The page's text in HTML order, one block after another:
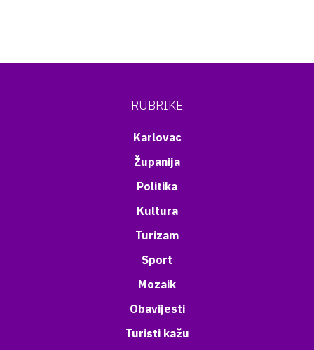
RUBRIKE
Karlovac
Županija
Politika
Kultura
Turizam
Sport
Mozaik
Obavijesti
Turisti kažu